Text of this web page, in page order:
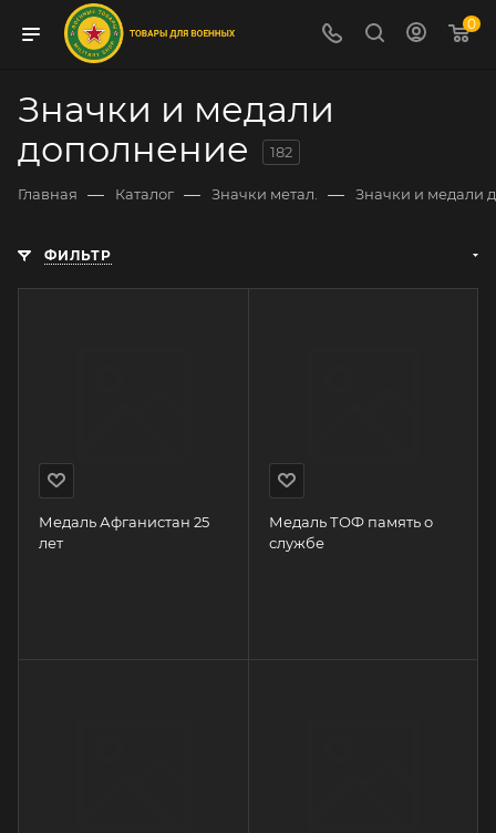
0
Значки и медали
дополнение
182
Главная — Каталог — Значки метал. — Значки и медали
ФИЛЬТР
Медаль Афганистан 25
лет
Медаль ТОФ память о
службе